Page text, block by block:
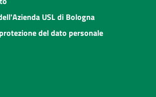
USL di Bologna
del dato personale